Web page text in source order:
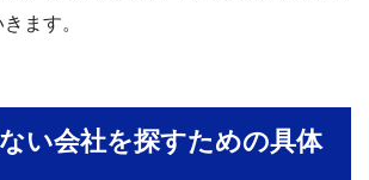
ます。
い会社を探すための具体